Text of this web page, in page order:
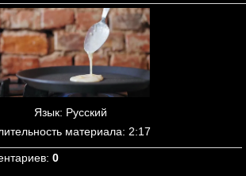
Язык: Русский
материала: 2:17
: 0